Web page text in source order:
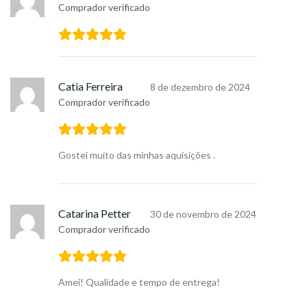
Comprador verificado
Catia Ferreira
Comprador verificado
8 de dezembro de 2024
Gostei muito das minhas aquisições .
Catarina Petter
Comprador verificado
30 de novembro de 2024
Amei! Qualidade e tempo de entrega!